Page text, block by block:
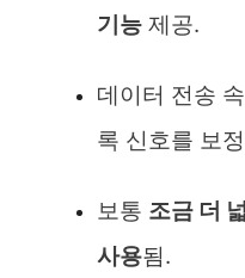
기능 제공.
데이터 전송
록 신호를 보
보통 조금 더
사용됨.